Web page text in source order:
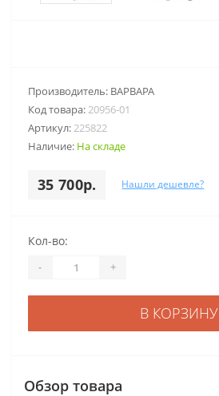
Производитель: ВАРВАРА
Код товара:20956-01
Артикул:225822
Наличие: На складе
35 700р. Нашли дешевле?
Кол-во:
- +
В КОРЗИНУ
Обзор товара